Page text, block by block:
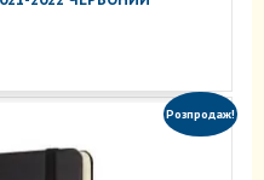
Розпродаж!